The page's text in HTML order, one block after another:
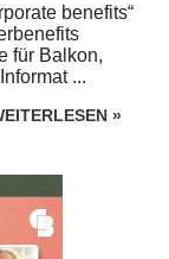
benefits“
für Balkon,
...
»